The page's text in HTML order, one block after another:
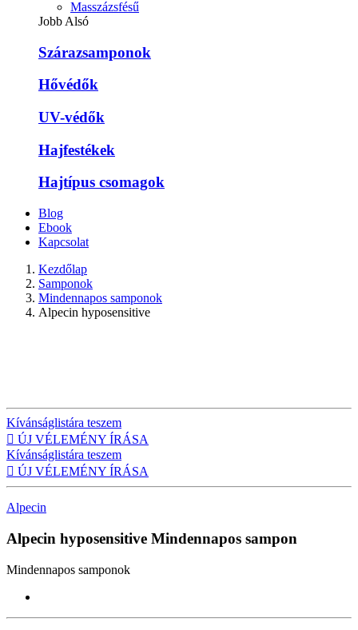
Masszázsfésű
Jobb Alsó
Szárazsamponok
Hővédők
UV-védők
Hajfestékek
Hajtípus csomagok
Blog
Ebook
Kapcsolat
Kezdőlap
Samponok
Mindennapos samponok
Alpecin hyposensitive
Kívánságlistára teszem
 ÚJ VÉLEMÉNY ÍRÁSA
Kívánságlistára teszem
 ÚJ VÉLEMÉNY ÍRÁSA
Alpecin
Alpecin hyposensitive Mindennapos sampon
Mindennapos samponok